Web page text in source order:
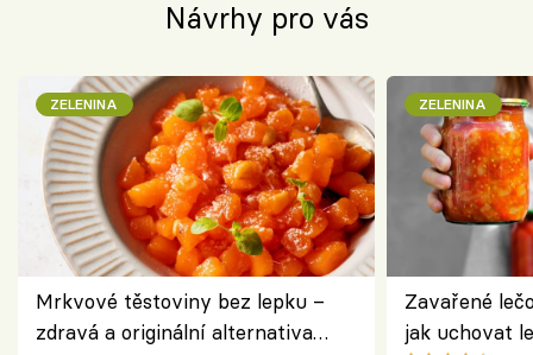
Návrhy pro vás
ZELENINA
Mrkvové těstoviny bez lepku –
zdravá a originální alternativa
ZELENINA
Zavařené
jak uchovat